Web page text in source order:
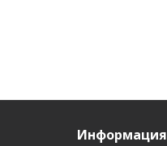
Информация